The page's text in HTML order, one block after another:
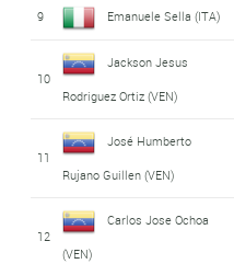
9 Emanuele Sella (ITA)
10
Jackson Jesus
Rodriguez Ortiz (VEN)
11
José Humberto
Rujano Guillen (VEN)
12
Carlos Jose Ochoa
(VEN)